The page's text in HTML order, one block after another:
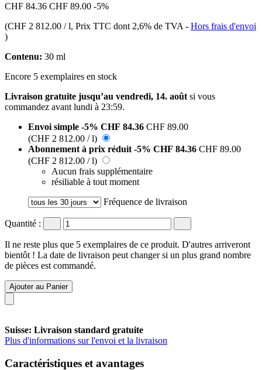
CHF 84.36 CHF 89.00 -5%
(CHF 2 812.00 / l, Prix TTC dont 2,6% de TVA - Hors frais d'envoi
)
Contenu: 30 ml
Encore 5 exemplaires en stock
Livraison gratuite jusqu’au vendredi, 14. août si vous
commandez avant lundi à 23:59.
Envoi simple -5% CHF 84.36 CHF 89.00
(CHF 2 812.00 / l)
Abonnement à prix réduit -5% CHF 84.36 CHF 89.00
(CHF 2 812.00 / l)
Aucun frais supplémentaire
résiliable à tout moment
Fréquence de livraison
Quantité :
Il ne reste plus que 5 exemplaires de ce produit. D'autres arriveront
bientôt ! La date de livraison peut changer si un plus grand nombre
de pièces est commandé.
Ajouter au Panier
Suisse: Livraison standard gratuite
Plus d'informations sur l'envoi et la livraison
Caractéristiques et avantages